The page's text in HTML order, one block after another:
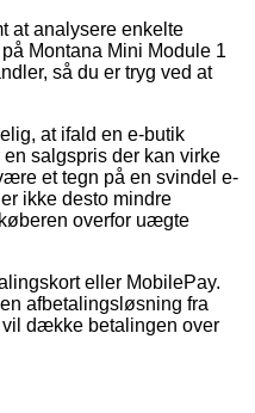
at analysere enkelte
Montana Mini Module 1
så du er tryg ved at
at ifald en e-butik
salgspris der kan virke
et tegn på en svindel e-
ikke desto mindre
overfor uægte
eller MobilePay.
afbetalingsløsning fra
dække betalingen over